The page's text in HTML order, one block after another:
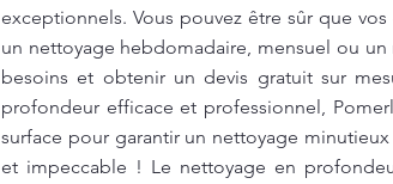
exceptionnels. Vous pouvez être sûr que
un nettoyage hebdomadaire, mensuel ou
besoins et obtenir un devis gratuit sur
profondeur efficace et professionnel,
surface pour garantir un nettoyage
et impeccable ! Le nettoyage en